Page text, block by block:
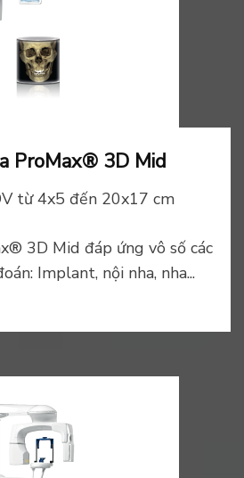
ProMax® 3D Mid
từ 4x5 đến 20x17 cm
3D Mid đáp ứng vô số các
Implant, nội nha, nha...